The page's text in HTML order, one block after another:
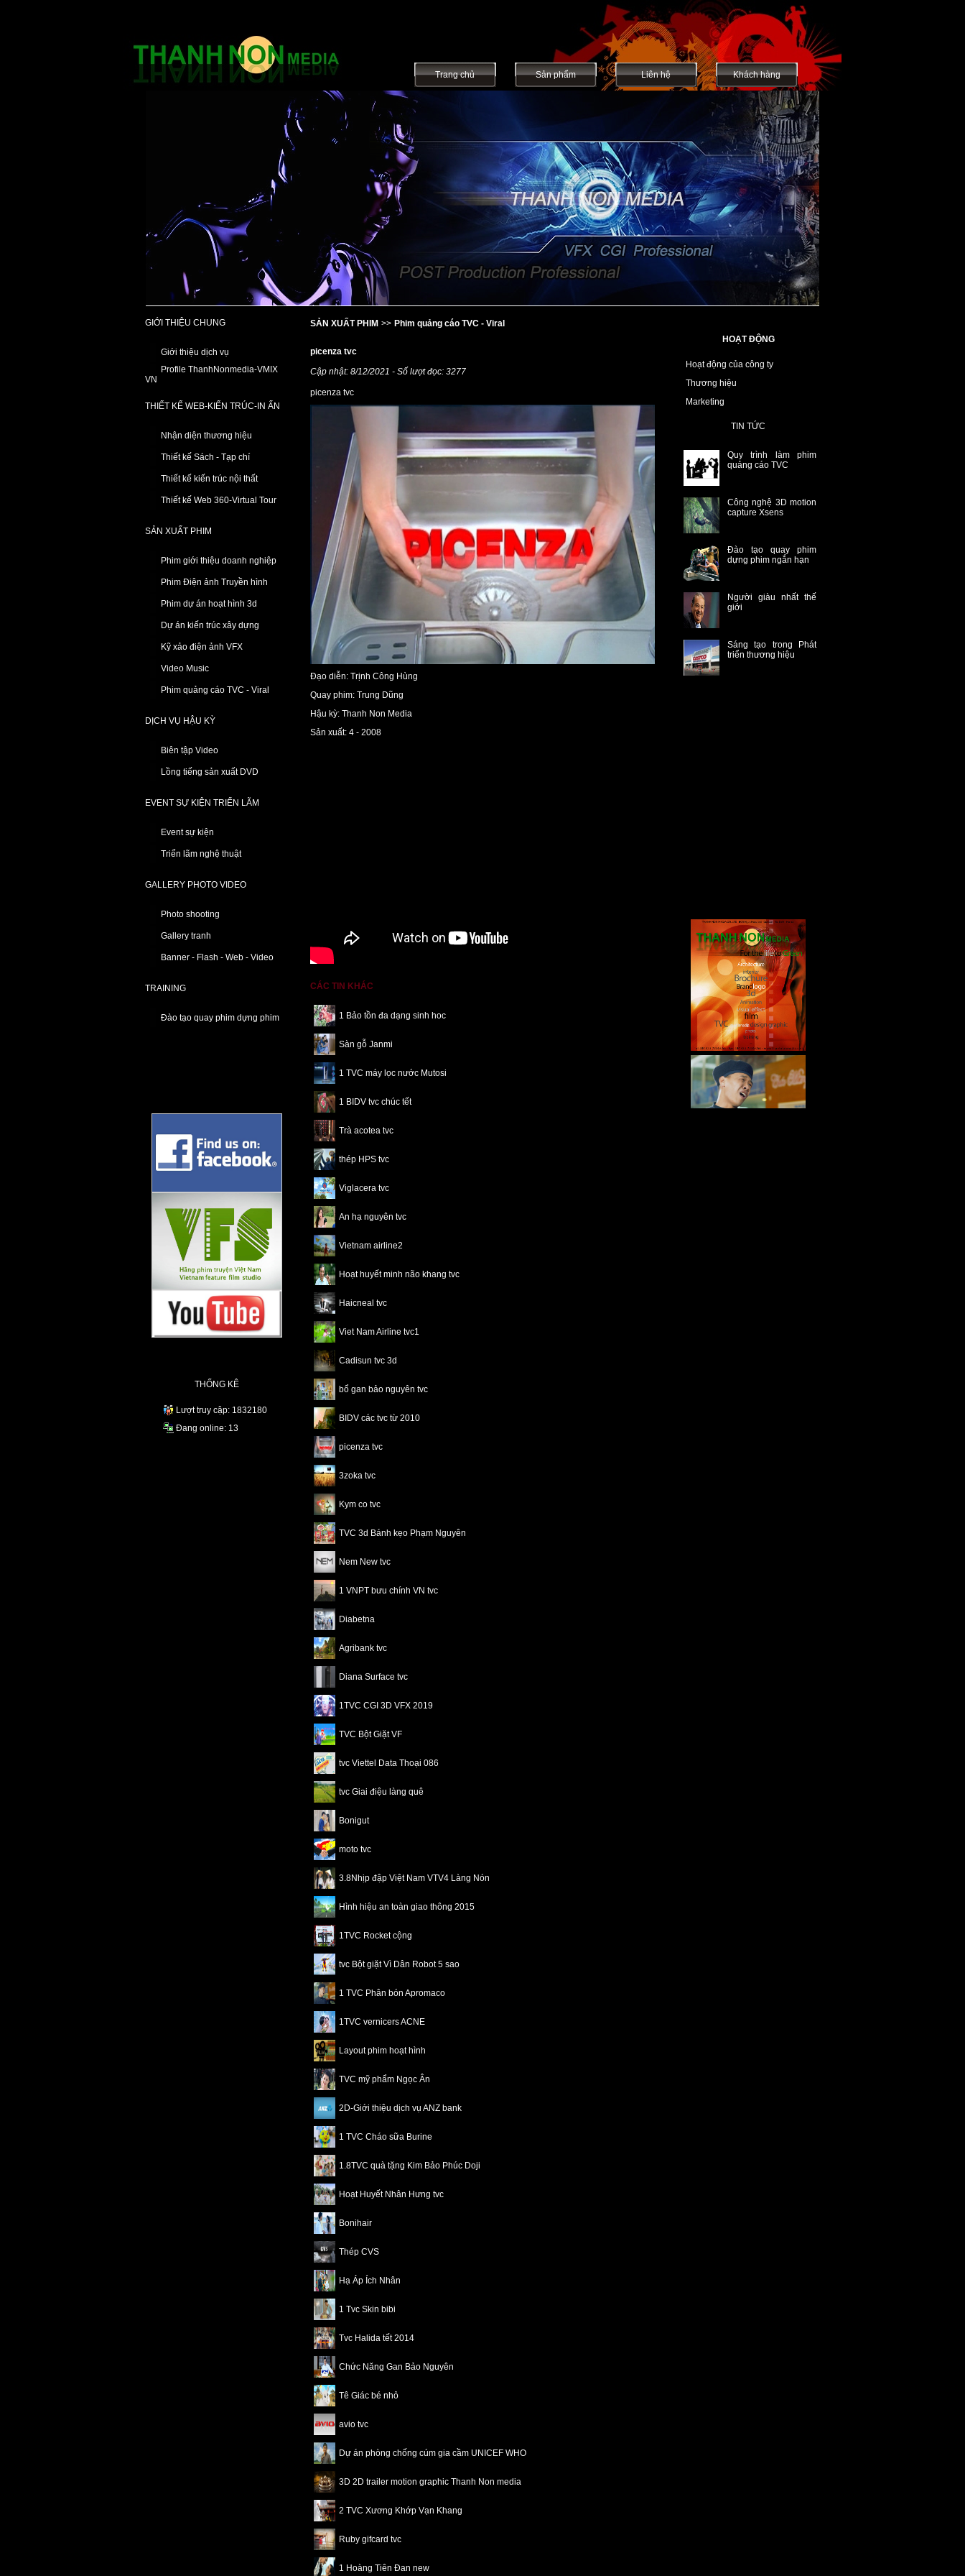
Trang chủ Sản phẩm Liên hệ Khách hàng
GIỚI THIỆU CHUNG
Giới thiệu dịch vụ
Profile ThanhNonmedia-VMIX
VN
THIẾT KẾ WEB-KIẾN TRÚC-IN ẤN
Nhận diện thương hiệu
Thiết kế Sách - Tạp chí
Thiết kế kiến trúc nội thất
Thiết kế Web 360-Virtual Tour
SẢN XUẤT PHIM
Phim giới thiệu doanh nghiệp
Phim Điện ảnh Truyền hình
Phim dự án hoạt hình 3d
Dự án kiến trúc xây dựng
Kỹ xảo điện ảnh VFX
Video Music
Phim quảng cáo TVC - Viral
DỊCH VỤ HẬU KỲ
Biên tập Video
Lồng tiếng sản xuất DVD
EVENT SỰ KIỆN TRIỂN LÃM
Event sự kiện
Triển lãm nghệ thuật
GALLERY PHOTO VIDEO
Photo shooting
Gallery tranh
Banner - Flash - Web - Video
TRAINING
Đào tạo quay phim dựng phim
THỐNG KÊ
Lượt truy cập: 1832180
Đang online: 13
SẢN XUẤT PHIM >> Phim quảng cáo TVC - Viral
picenza tvc
Cập nhật: 8/12/2021 - Số lượt đọc: 3277
picenza tvc
Đạo diễn: Trịnh Công Hùng
Quay phim: Trung Dũng
Hậu kỳ: Thanh Non Media
Sản xuất: 4 - 2008
CÁC TIN KHÁC
1 Bảo tồn đa dạng sinh hoc
Sàn gỗ Janmi
1 TVC máy lọc nước Mutosi
1 BIDV tvc chúc tết
Trà acotea tvc
thép HPS tvc
Viglacera tvc
An hạ nguyên tvc
Vietnam airline2
Hoạt huyết minh não khang tvc
Haicneal tvc
Viet Nam Airline tvc1
Cadisun tvc 3d
bổ gan bảo nguyên tvc
BIDV các tvc từ 2010
picenza tvc
3zoka tvc
Kym co tvc
TVC 3d Bánh kẹo Phạm Nguyên
Nem New tvc
1 VNPT bưu chính VN tvc
Diabetna
Agribank tvc
Diana Surface tvc
1TVC CGI 3D VFX 2019
TVC Bột Giặt VF
tvc Viettel Data Thoại 086
tvc Giai điệu làng quê
Bonigut
moto tvc
3.8Nhịp đập Việt Nam VTV4 Làng Nón
Hình hiệu an toàn giao thông 2015
1TVC Rocket cộng
tvc Bột giặt Vì Dân Robot 5 sao
1 TVC Phân bón Apromaco
1TVC vernicers ACNE
Layout phim hoạt hình
TVC mỹ phẩm Ngọc Ân
2D-Giới thiệu dịch vụ ANZ bank
1 TVC Cháo sữa Burine
1.8TVC quà tặng Kim Bảo Phúc Doji
Hoạt Huyết Nhân Hưng tvc
Bonihair
Thép CVS
Hạ Áp Ích Nhân
1 Tvc Skin bibi
Tvc Halida tết 2014
Chức Năng Gan Bảo Nguyên
Tê Giác bé nhỏ
avio tvc
Dự án phòng chống cúm gia cầm UNICEF WHO
3D 2D trailer motion graphic Thanh Non media
2 TVC Xương Khớp Vạn Khang
Ruby gifcard tvc
1 Hoàng Tiên Đan new
HOẠT ĐỘNG
Hoạt động của công ty
Thương hiệu
Marketing
TIN TỨC
Quy trình làm phim
quảng cáo TVC
Công nghệ 3D motion
capture Xsens
Đào tạo quay phim
dựng phim ngắn hạn
Người giàu nhất thế
giới
Sáng tạo trong Phát
triển thương hiệu